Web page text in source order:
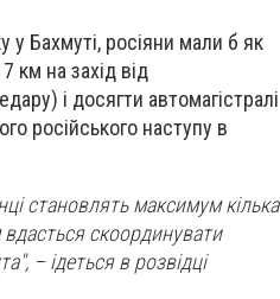
у Бахмуті, росіяни мали б як
км на захід від
і досягти автомагістралі
російського наступу в
становлять максимум кілька
скоординувати
– ідеться в розвідці